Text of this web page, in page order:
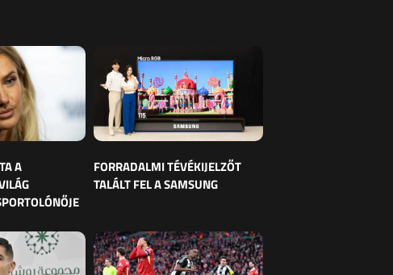
A
FORRADALMI TÉVÉKIJELZŐT
TALÁLT FEL A SAMSUNG